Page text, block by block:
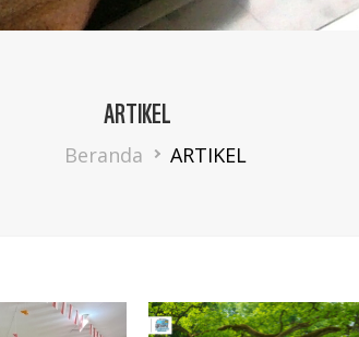
ARTIKEL
Breadcrumb
Beranda ARTIKEL